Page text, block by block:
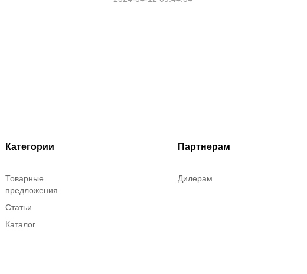
Категории
Товарные
предложения
Статьи
Каталог
Партнерам
Дилерам